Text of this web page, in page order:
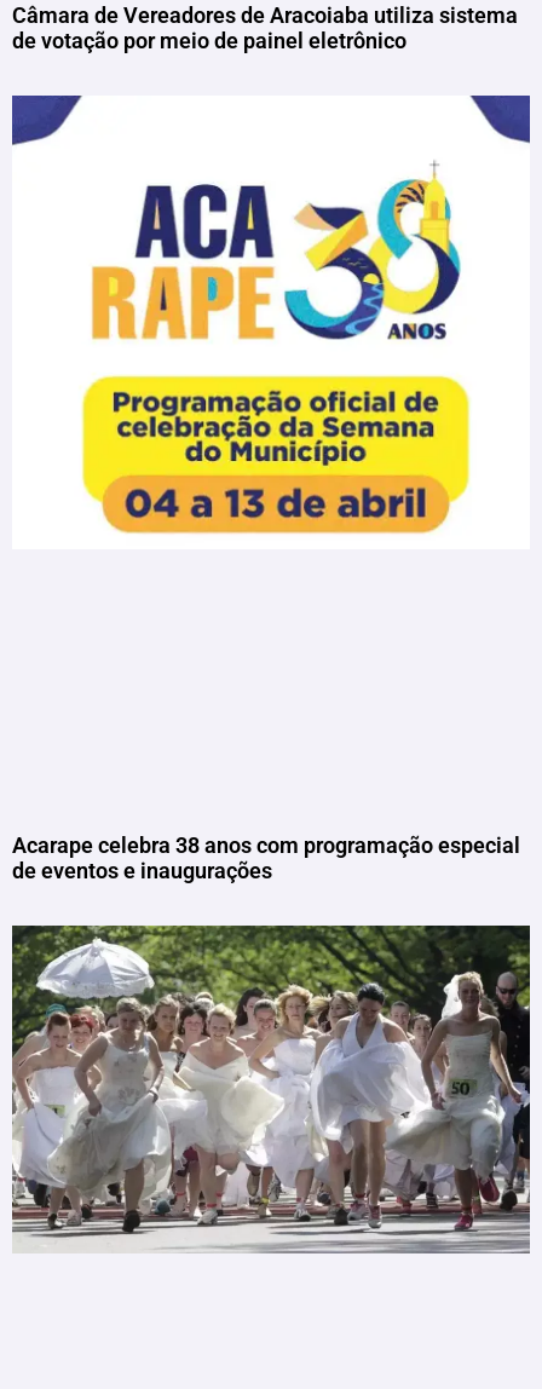
Câmara de Vereadores de Aracoiaba utiliza sistema
de votação por meio de painel eletrônico
Acarape celebra 38 anos com programação especial
de eventos e inaugurações